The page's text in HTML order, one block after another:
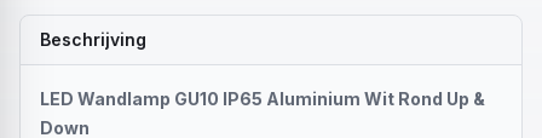
Beschrijving
LED Wandlamp GU10 IP65 Aluminium Wit Rond Up &
Down